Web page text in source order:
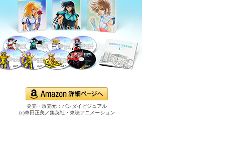
発売・販売元：バンダイビジュアル
(c)車田正美／集英社・東映アニメーション